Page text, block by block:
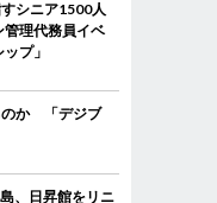
シニア1500人
理代務員イベ
プ」
のか 「デジブ
、日昇館をリニ